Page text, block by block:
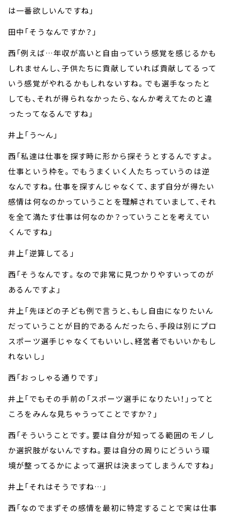
は一番欲しいんですね」
田中「そうなんですか？」
西「例えば…年収が高いと自由っていう感覚を感じるかも
しれませんし、子供たちに貢献していれば貢献してるって
いう感覚がやれるかもしれないすね。でも選手なったと
しても、それが得られなかったら、なんか考えてたのと違
ったってなるんですね」
井上「う～ん」
西「私達は仕事を探す時に形から探そうとするんですよ。
仕事という枠を。でもうまくいく人たちっていうのは逆
なんですね。仕事を探すんじゃなくて、まず自分が得たい
感情は何なのかっていうことを理解されていまして、それ
を全て満たす仕事は何なのか？っていうことを考えてい
くんですね」
井上「逆算してる」
西「そうなんです。なので非常に見つかりやすいってのが
あるんですよ」
井上「先ほどの子ども例で言うと、もし自由になりたいん
だっていうことが目的であるんだったら、手段は別にプロ
スポーツ選手じゃなくてもいいし、経営者でもいいかもし
れないし」
西「おっしゃる通りです」
井上「でもその手前の「スポーツ選手になりたい！」ってと
ころをみんな見ちゃうってことですか？」
西「そういうことです。要は自分が知ってる範囲のモノし
か選択肢がないんですね。要は自分の周りにどういう環
境が整ってるかによって選択は決まってしまうんですね」
井上「それはそうですね…」
西「なのでまずその感情を最初に特定することで実は仕事